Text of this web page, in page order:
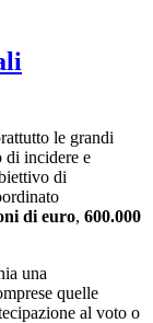
le grandi
di incidere e
di
di euro, 600.000
una
quelle
al voto o